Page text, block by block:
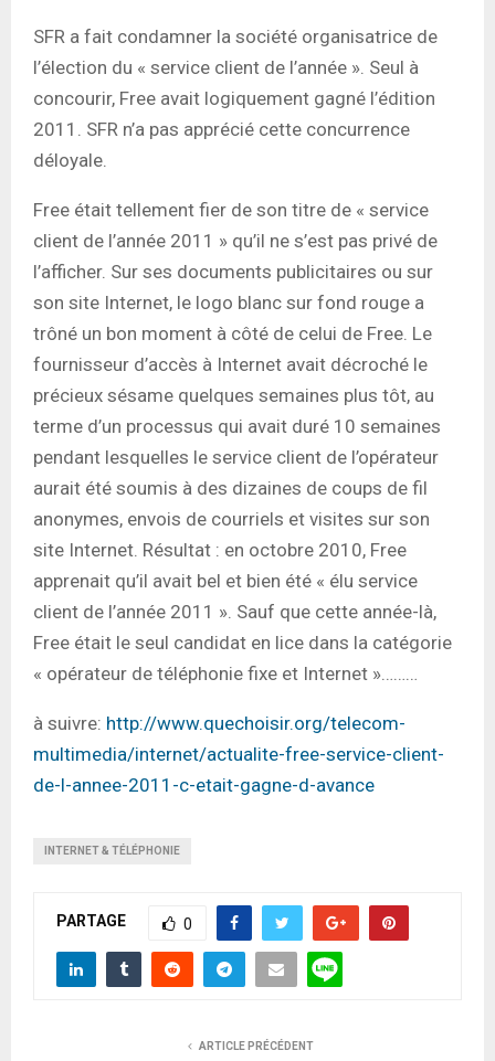
SFR a fait condamner la société organisatrice de
l’élection du « service client de l’année ». Seul à
concourir, Free avait logiquement gagné l’édition
2011. SFR n’a pas apprécié cette concurrence
déloyale.
Free était tellement fier de son titre de « service
client de l’année 2011 » qu’il ne s’est pas privé de
l’afficher. Sur ses documents publicitaires ou sur
son site Internet, le logo blanc sur fond rouge a
trôné un bon moment à côté de celui de Free. Le
fournisseur d’accès à Internet avait décroché le
précieux sésame quelques semaines plus tôt, au
terme d’un processus qui avait duré 10 semaines
pendant lesquelles le service client de l’opérateur
aurait été soumis à des dizaines de coups de fil
anonymes, envois de courriels et visites sur son
site Internet. Résultat : en octobre 2010, Free
apprenait qu’il avait bel et bien été « élu service
client de l’année 2011 ». Sauf que cette année-là,
Free était le seul candidat en lice dans la catégorie
« opérateur de téléphonie fixe et Internet »………
à suivre: http://www.quechoisir.org/telecom-
multimedia/internet/actualite-free-service-client-
de-l-annee-2011-c-etait-gagne-d-avance
INTERNET & TÉLÉPHONIE
PARTAGE 0
ARTICLE PRÉCÉDENT